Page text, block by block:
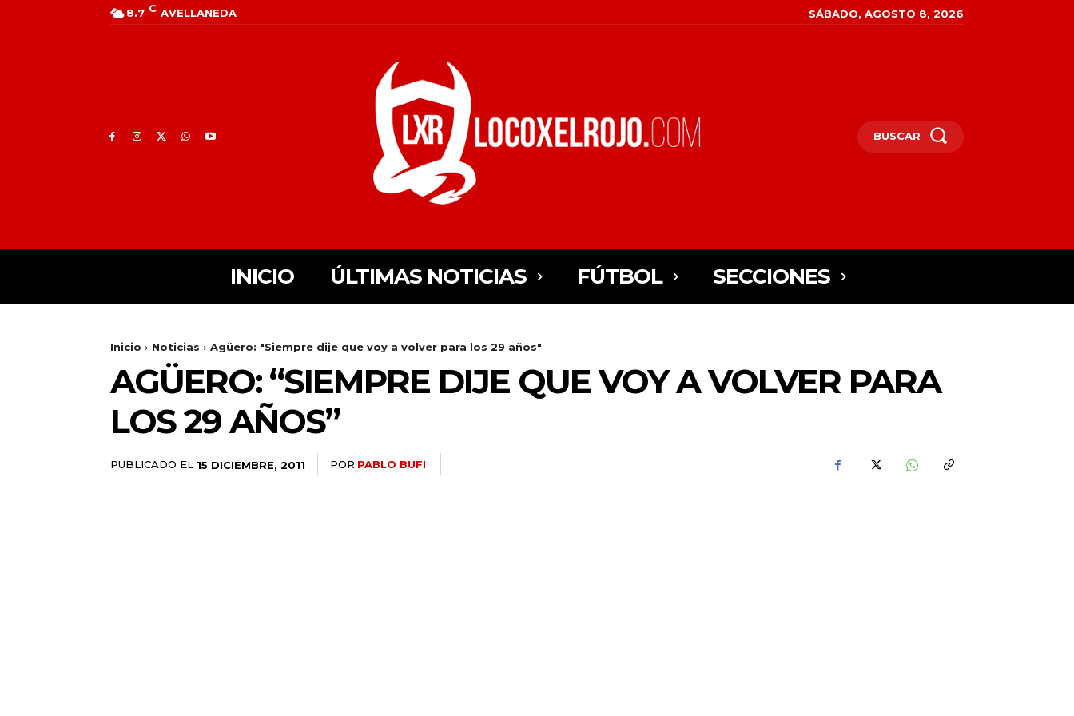
8.7 C AVELLANEDA SÁBADO, AGOSTO 8, 2026
BUSCAR
INICIO ÚLTIMAS NOTICIAS FÚTBOL SECCIONES
Inicio Noticias Agüero: "Siempre dije que voy a volver para los 29 años"
AGÜERO: “SIEMPRE DIJE QUE VOY A VOLVER PARA
LOS 29 AÑOS”
PUBLICADO EL 15 DICIEMBRE, 2011 POR PABLO BUFI